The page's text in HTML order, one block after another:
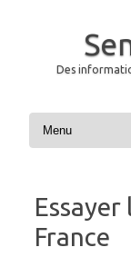
Des
Skip to content
France